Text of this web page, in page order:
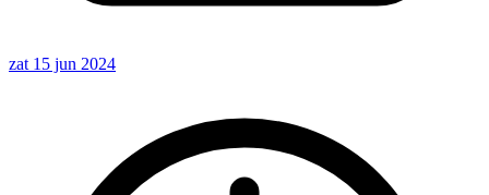
zat 15 jun 2024